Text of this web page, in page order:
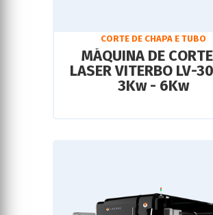
CORTE DE CHAPA E TUBO
MÁQUINA DE
LASER VITERBO LV-
3Kw - 6Kw